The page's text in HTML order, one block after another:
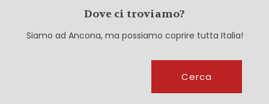
Dove ci troviamo?
Siamo ad Ancona, ma possiamo coprire tutta Italia!
Cerca